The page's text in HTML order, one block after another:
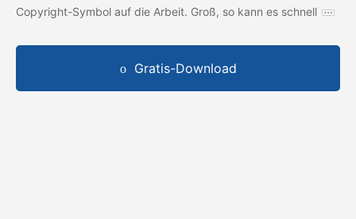
Copyright-Symbol auf die Arbeit. Groß, so kann es schnell
Gratis-Download